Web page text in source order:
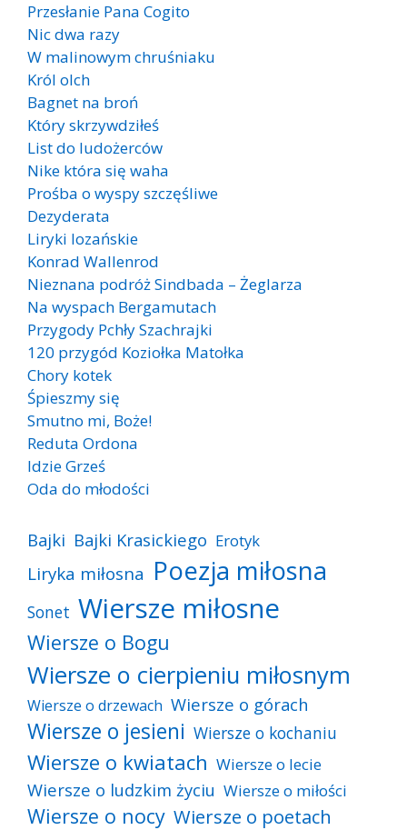
Przesłanie Pana Cogito
Nic dwa razy
W malinowym chruśniaku
Król olch
Bagnet na broń
Który skrzywdziłeś
List do ludożerców
Nike która się waha
Prośba o wyspy szczęśliwe
Dezyderata
Liryki lozańskie
Konrad Wallenrod
Nieznana podróż Sindbada – Żeglarza
Na wyspach Bergamutach
Przygody Pchły Szachrajki
120 przygód Koziołka Matołka
Chory kotek
Śpieszmy się
Smutno mi, Boże!
Reduta Ordona
Idzie Grześ
Oda do młodości
Bajki Bajki Krasickiego Erotyk
Liryka miłosna Poezja miłosna
Sonet Wiersze miłosne
Wiersze o Bogu
Wiersze o cierpieniu miłosnym
Wiersze o drzewach Wiersze o górach
Wiersze o jesieni Wiersze o kochaniu
Wiersze o kwiatach Wiersze o lecie
Wiersze o ludzkim życiu Wiersze o miłości
Wiersze o nocy Wiersze o poetach